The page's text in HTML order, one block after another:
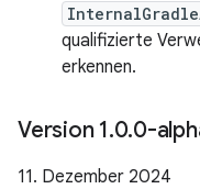
qualifizierte
erkennen.
Version 1.0.0-
11. Dezember 2024